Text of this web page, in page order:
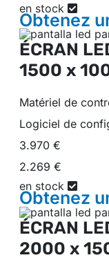
en stock
Obtenez
ÉCRAN
1500 x
Matériel de
Logiciel de
3.970 €
2.269 €
en stock
Obtenez
ÉCRAN
2000 x